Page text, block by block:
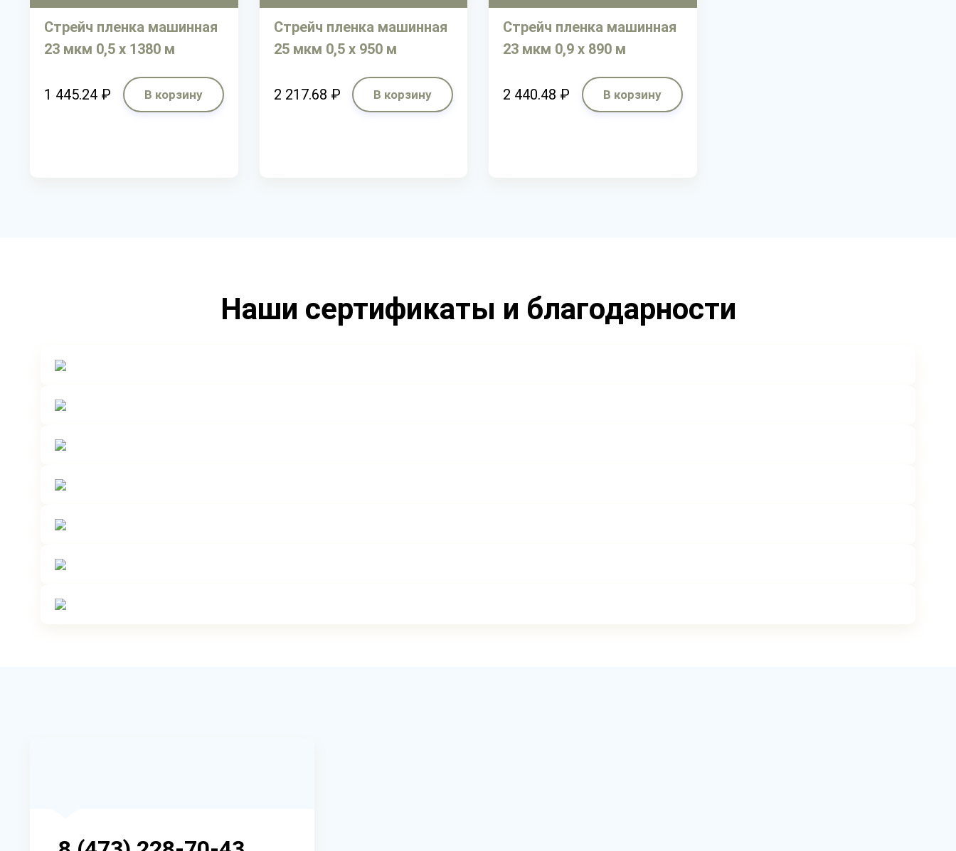
Стрейч пленка машинная
23 мкм 0,5 х 1380 м
1 445.24 ₽ В корзину
Стрейч пленка машинная
25 мкм 0,5 х 950 м
2 217.68 ₽ В корзину
Стрейч пленка машинная
23 мкм 0,9 х 890 м
2 440.48 ₽ В корзину
Наши сертификаты и благодарности